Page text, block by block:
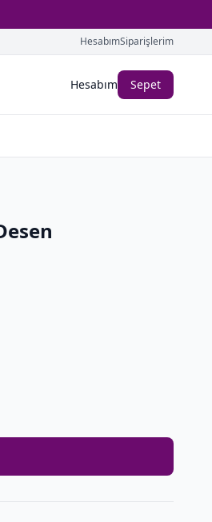
HesabımSiparişlerim
Hesabım Sepet